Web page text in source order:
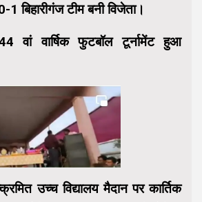
बिहारीगंज टीम बनी विजेता।
वां वार्षिक फुटबॉल टूर्नामेंट हुआ
उच्च विद्यालय मैदान पर कार्तिक